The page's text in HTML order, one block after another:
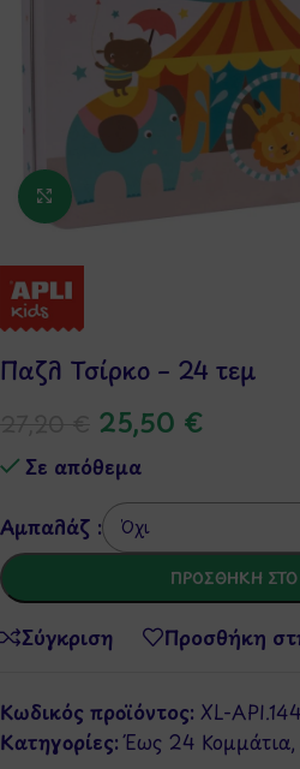
Κάντε κλικ για μεγέθυνση
Παζλ Τσίρκο – 24 τεμ
25,50 €
Σε απόθεμα
Αμπαλάζ :
ΠΡΟΣΘΉΚΗ
Σύγκριση Προσθήκη
Κωδικός προϊόντος: XL-
Κατηγορίες: Έως 24 Κομμάτια,